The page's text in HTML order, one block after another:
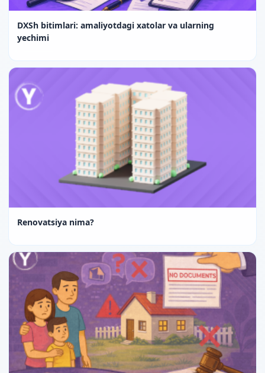
DXSh bitimlari: amaliyotdagi xatolar va ularning
yechimi
Renovatsiya nima?